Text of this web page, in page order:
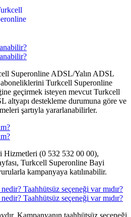
Superonline ADSL/Yalın ADSL
Turkcell Superonline
geçirmek isteyen mevcut Turkcell
altyapı destekleme durumuna göre ve
şartıyla yararlanabilirler.
Hizmetleri (0 532 532 00 00),
Turkcell Superonline Bayi
kampanyaya katılınabilir.
Taahhütsüz seçeneği var mıdır?
Taahhütsüz seçeneği var mıdır?